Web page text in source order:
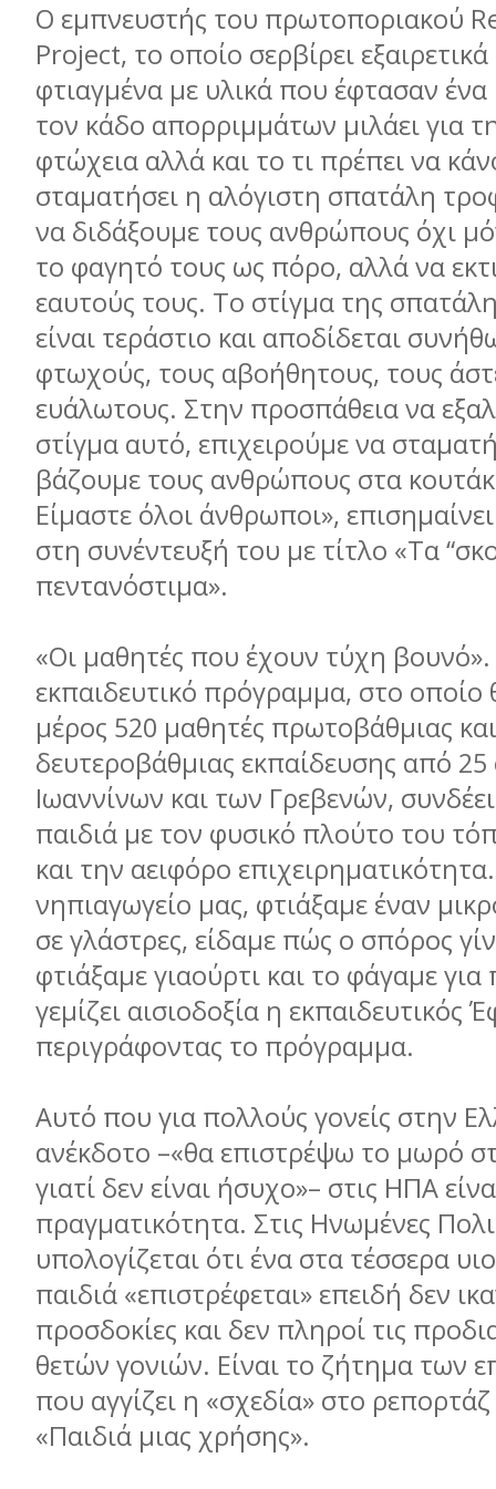
Ο εμπνευστής του πρωτοποριακού
Project, το οποίο σερβίρει
φτιαγμένα με υλικά που έφτασαν
τον κάδο απορριμμάτων μιλάει για
φτώχεια αλλά και το τι πρέπει να
σταματήσει η αλόγιστη σπατάλη
να διδάξουμε τους ανθρώπους όχι
το φαγητό τους ως πόρο, αλλά να
εαυτούς τους. Το στίγμα της
είναι τεράστιο και αποδίδεται
φτωχούς, τους αβοήθητους, τους
ευάλωτους. Στην προσπάθεια να
στίγμα αυτό, επιχειρούμε να
βάζουμε τους ανθρώπους στα
Είμαστε όλοι άνθρωποι»,
στη συνέντευξή του με τίτλο «Τα
πεντανόστιμα».
«Οι μαθητές που έχουν τύχη
εκπαιδευτικό πρόγραμμα, στο
μέρος 520 μαθητές πρωτοβάθμιας και
δευτεροβάθμιας εκπαίδευσης από
Ιωαννίνων και των Γρεβενών,
παιδιά με τον φυσικό πλούτο του
και την αειφόρο
νηπιαγωγείο μας, φτιάξαμε έναν
σε γλάστρες, είδαμε πώς ο σπόρος
φτιάξαμε γιαούρτι και το φάγαμε
γεμίζει αισιοδοξία η εκπαιδευτικός
περιγράφοντας το πρόγραμμα.
Αυτό που για πολλούς γονείς στην
ανέκδοτο –«θα επιστρέψω το μωρό
γιατί δεν είναι ήσυχο»– στις ΗΠΑ
πραγματικότητα. Στις Ηνωμένες
υπολογίζεται ότι ένα στα τέσσερα
παιδιά «επιστρέφεται» επειδή δεν
προσδοκίες και δεν πληροί τις
θετών γονιών. Είναι το ζήτημα των
που αγγίζει η «σχεδία» στο ρεπορτάζ
«Παιδιά μιας χρήσης».